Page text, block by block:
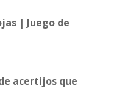
| Juego de
acertijos que